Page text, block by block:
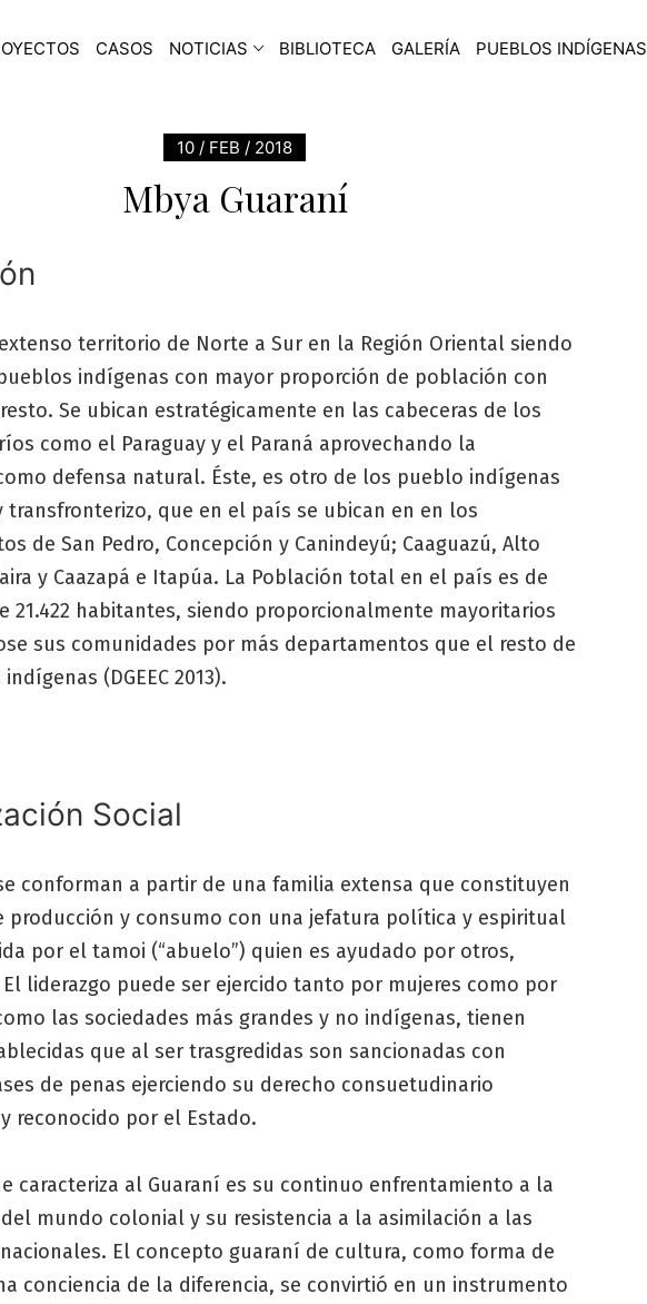
CASOS NOTICIAS BIBLIOTECA GALERÍA PUEBLOS INDÍGENAS
10 / FEB / 2018
Mbya Guaraní
territorio de Norte a Sur en la Región Oriental siendo
indígenas con mayor proporción de población con
Se ubican estratégicamente en las cabeceras de los
como el Paraguay y el Paraná aprovechando la
defensa natural. Éste, es otro de los pueblo indígenas
transfronterizo, que en el país se ubican en en los
de San Pedro, Concepción y Canindeyú; Caaguazú, Alto
y Caazapá e Itapúa. La Población total en el país es de
21.422 habitantes, siendo proporcionalmente mayoritarios
sus comunidades por más departamentos que el resto de
(DGEEC 2013).
Social
conforman a partir de una familia extensa que constituyen
producción y consumo con una jefatura política y espiritual
por el tamoi (“abuelo”) quien es ayudado por otros,
El liderazgo puede ser ejercido tanto por mujeres como por
las sociedades más grandes y no indígenas, tienen
que al ser trasgredidas son sancionadas con
de penas ejerciendo su derecho consuetudinario
reconocido por el Estado.
caracteriza al Guaraní es su continuo enfrentamiento a la
mundo colonial y su resistencia a la asimilación a las
El concepto guaraní de cultura, como forma de
conciencia de la diferencia, se convirtió en un instrumento